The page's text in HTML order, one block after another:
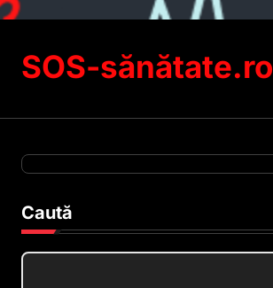
SOS-sănătate.ro
Caută